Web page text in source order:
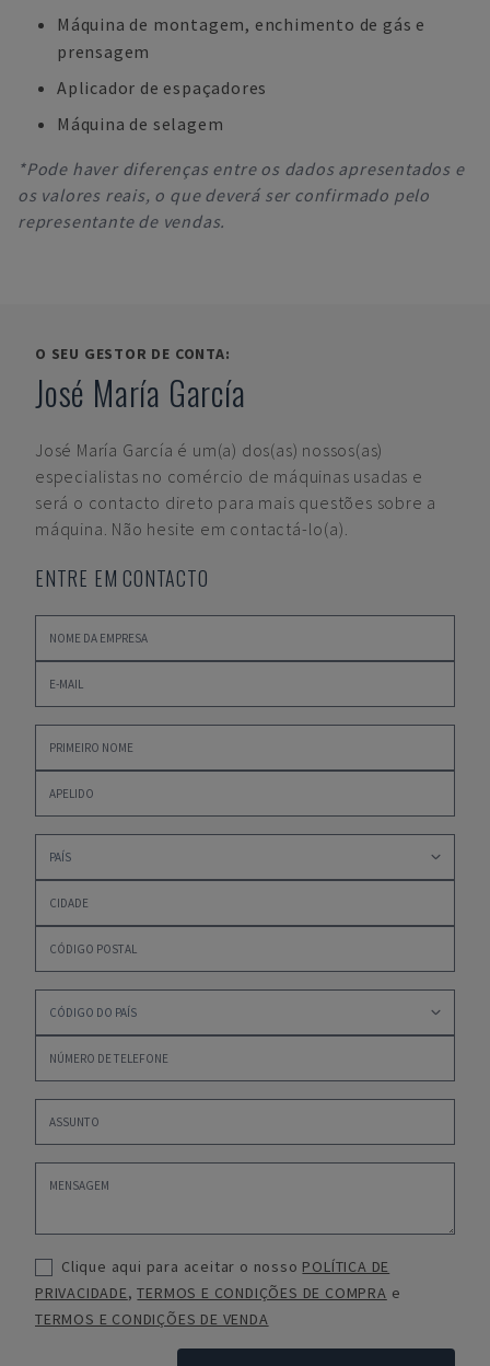
Máquina de montagem, enchimento de gás e
prensagem
Aplicador de espaçadores
Máquina de selagem
*Pode haver diferenças entre os dados apresentados e
os valores reais, o que deverá ser confirmado pelo
representante de vendas.
O SEU GESTOR DE CONTA:
José María García
José María García é um(a) dos(as) nossos(as)
especialistas no comércio de máquinas usadas e
será o contacto direto para mais questões sobre a
máquina. Não hesite em contactá-lo(a).
ENTRE EM CONTACTO
Clique aqui para aceitar o nosso POLÍTICA DE
PRIVACIDADE,TERMOS E CONDIÇÕES DE COMPRA e
TERMOS E CONDIÇÕES DE VENDA